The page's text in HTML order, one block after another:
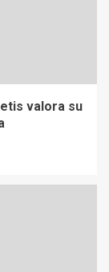
valora su